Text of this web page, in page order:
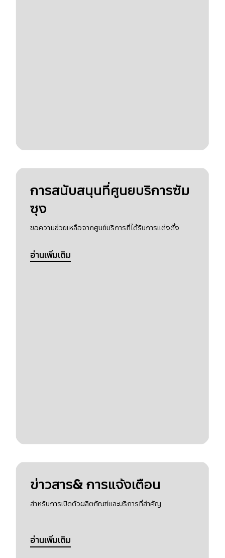
การสนับสนุนที่ศูนยบริการซัม
ซุง
ขอความช่วยเหลือจากศูนย์บริการที่ได้รับการแต่งตั้ง
อ่านเพิ่มเติม
ข่าวสาร& การแจ้งเตือน
สำหรับการเปิดตัวผลิตภัณฑ์และบริการที่สำคัญ
อ่านเพิ่มเติม